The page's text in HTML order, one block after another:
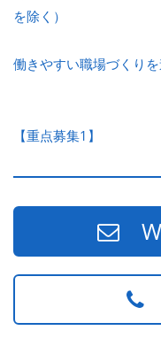
を除く）
働きやすい職場づくりを
【重点募集1】